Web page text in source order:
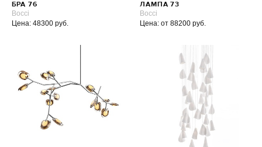
БРА 76
Bocci
Цена: 48300 руб.
ЛАМПА 73
Bocci
Цена: от 88200 руб.